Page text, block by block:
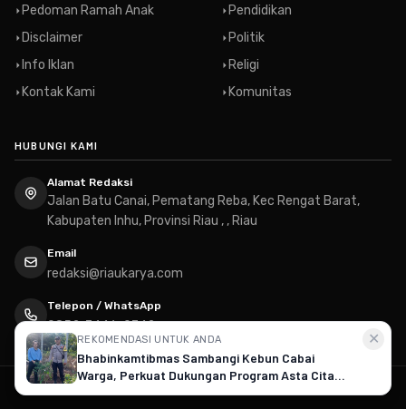
REKOMENDASI UNTUK ANDA
Bhabinkamtibmas Sambangi Kebun Cabai
Warga, Perkuat Dukungan Program Asta Cita
Ketahanan Pangan di Teluk Belengkong
✕
Pedoman Ramah Anak
Disclaimer
Info Iklan
Kontak Kami
Pendidikan
Politik
Religi
Komunitas
HUBUNGI KAMI
Alamat Redaksi
Jalan Batu Canai, Pematang Reba, Kec Rengat Barat,
Kabupaten Inhu, Provinsi Riau , , Riau
Email
redaksi@riaukarya.com
Telepon / WhatsApp
0852-7446-0742